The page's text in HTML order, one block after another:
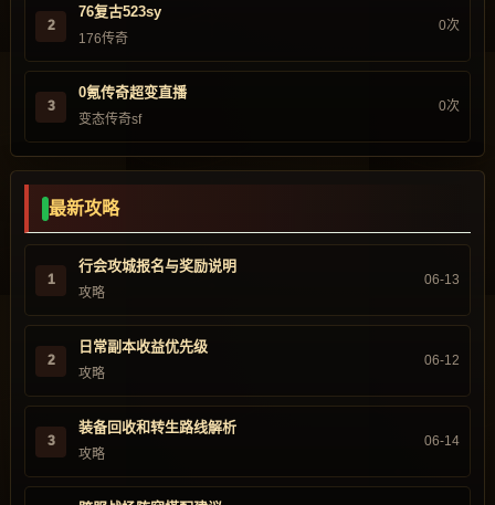
2
76复古523sy
176传奇
0次
3
0氪传奇超变直播
变态传奇sf
0次
最新攻略
1
行会攻城报名与奖励说明
攻略
06-13
2
日常副本收益优先级
攻略
06-12
3
装备回收和转生路线解析
攻略
06-14